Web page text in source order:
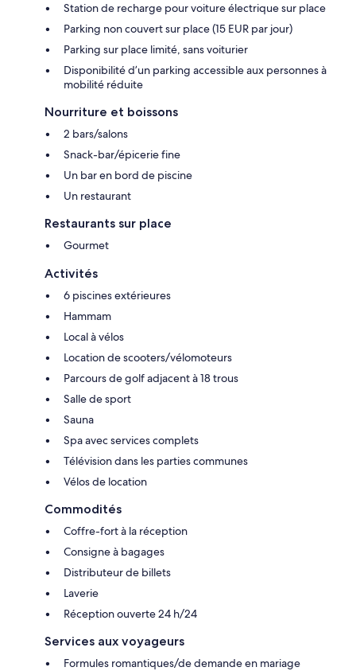
Station de recharge pour voiture électrique sur place
Parking non couvert sur place (15 EUR par jour)
Parking sur place limité, sans voiturier
Disponibilité d’un parking accessible aux personnes à
mobilité réduite
Nourriture et boissons
2 bars/salons
Snack-bar/épicerie fine
Un bar en bord de piscine
Un restaurant
Restaurants sur place
Gourmet
Activités
6 piscines extérieures
Hammam
Local à vélos
Location de scooters/vélomoteurs
Parcours de golf adjacent à 18 trous
Salle de sport
Sauna
Spa avec services complets
Télévision dans les parties communes
Vélos de location
Commodités
Coffre-fort à la réception
Consigne à bagages
Distributeur de billets
Laverie
Réception ouverte 24 h/24
Services aux voyageurs
Formules romantiques/de demande en mariage